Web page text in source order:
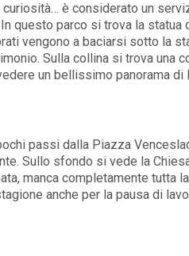
curiosità… è considerato un
questo parco si trova la statua
vengono a baciarsi sotto la
Sulla collina si trova una
un bellissimo panorama di
passi dalla Piazza
Sullo sfondo si vede la
manca completamente tutta
anche per la pausa di